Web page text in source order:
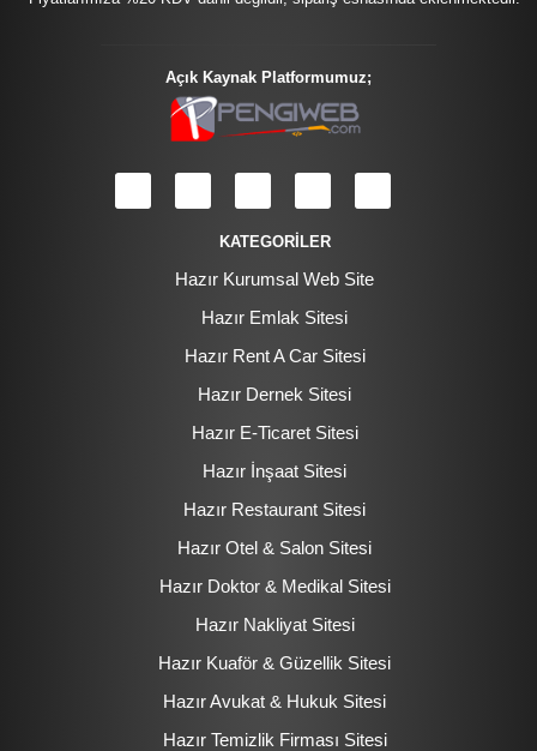
Açık Kaynak Platformumuz;
KATEGORİLER
Hazır Kurumsal Web Site
Hazır Emlak Sitesi
Hazır Rent A Car Sitesi
Hazır Dernek Sitesi
Hazır E-Ticaret Sitesi
Hazır İnşaat Sitesi
Hazır Restaurant Sitesi
Hazır Otel & Salon Sitesi
Hazır Doktor & Medikal Sitesi
Hazır Nakliyat Sitesi
Hazır Kuaför & Güzellik Sitesi
Hazır Avukat & Hukuk Sitesi
Hazır Temizlik Firması Sitesi